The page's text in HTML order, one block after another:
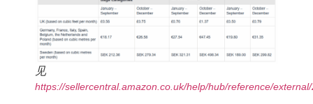
见
https://sellercentral.amazon.co.uk/help/hub/reference/